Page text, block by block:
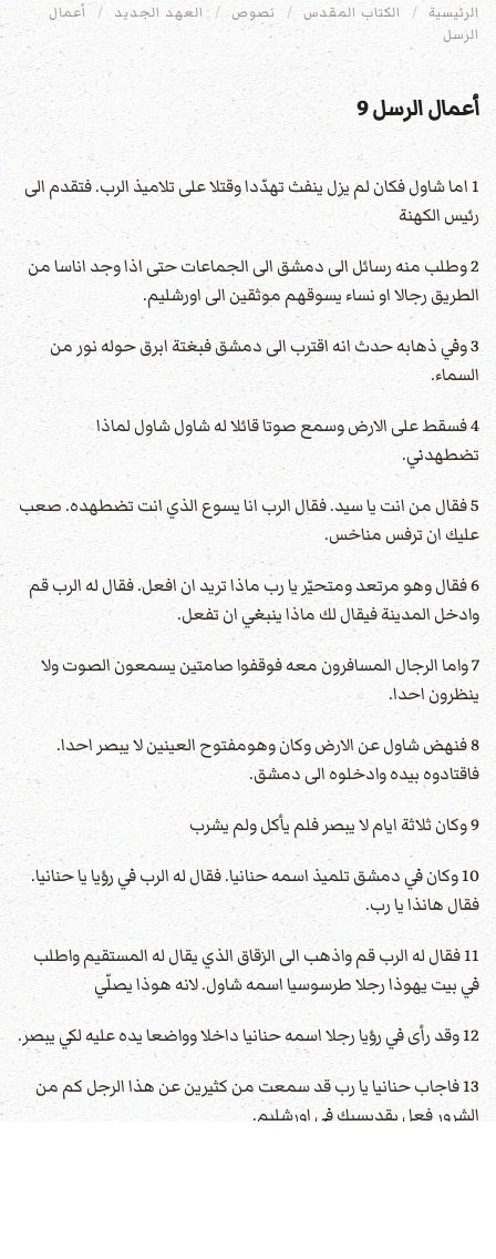
الرئيسية الكتاب المقدس نصوص العهد الجديد
أعمال
الرسل
أعمال الرسل 9
1 اما شاول فكان لم يزل ينفث تهدّدا وقتلا على تلاميذ الرب. فتقدم الى
رئيس الكهنة
2 وطلب منه رسائل الى دمشق الى الجماعات حتى اذا وجد اناسا من
الطريق رجالا او نساء يسوقهم موثقين الى اورشليم.
3 وفي ذهابه حدث انه اقترب الى دمشق فبغتة ابرق حوله نور من
السماء.
4 فسقط على الارض وسمع صوتا قائلا له شاول شاول لماذا
تضطهدني.
5 فقال من انت يا سيد. فقال الرب انا يسوع الذي انت تضطهده. صعب
عليك ان ترفس مناخس.
6 فقال وهو مرتعد ومتحيّر يا رب ماذا تريد ان افعل. فقال له الرب قم
وادخل المدينة فيقال لك ماذا ينبغي ان تفعل.
7 واما الرجال المسافرون معه فوقفوا صامتين يسمعون الصوت ولا
ينظرون احدا.
8 فنهض شاول عن الارض وكان وهومفتوح العينين لا يبصر احدا.
فاقتادوه بيده وادخلوه الى دمشق.
9 وكان ثلاثة ايام لا يبصر فلم يأكل ولم يشرب
10 وكان في دمشق تلميذ اسمه حنانيا. فقال له الرب في رؤيا يا حنانيا.
فقال هانذا يا رب.
11 فقال له الرب قم واذهب الى الزقاق الذي يقال له المستقيم واطلب
في بيت يهوذا رجلا طرسوسيا اسمه شاول. لانه هوذا يصلّي
12 وقد رأى في رؤيا رجلا اسمه حنانيا داخلا وواضعا يده عليه لكي يبصر.
13 فاجاب حنانيا يا رب قد سمعت من كثيرين عن هذا الرجل كم من
الشرور فعل بقديسيك في اورشليم.